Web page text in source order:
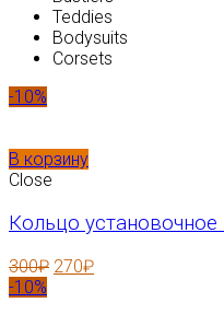
Teddies
Bodysuits
Corsets
-10%
В корзину
Close
Кольцо установочное
300₽ 270₽
-10%